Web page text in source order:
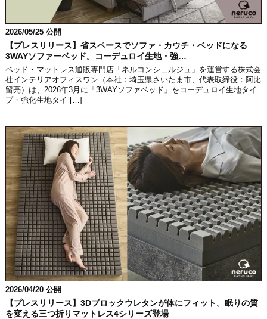
2026/05/25 公開
【プレスリリース】省スペースでソファ・カウチ・ベッドになる
3WAYソファーベッド。コーデュロイ生地・強…
ベッド・マットレス通販専門店「ネルコンシェルジュ」を運営する株式会
社インテリアオフィスワン（本社：埼玉県さいたま市、代表取締役：阿比
留亮）は、2026年3月に「3WAYソファベッド」をコーデュロイ生地タイ
プ・強化生地タイ […]
2026/04/20 公開
【プレスリリース】3Dブロックウレタンが体にフィット。眠りの質
を変える三つ折りマットレス4シリーズ登場